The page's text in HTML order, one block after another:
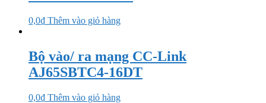
0,0₫ Thêm vào giỏ hàng
Bộ vào/ ra mạng CC-Link
AJ65SBTC4-16DT
0,0₫ Thêm vào giỏ hàng